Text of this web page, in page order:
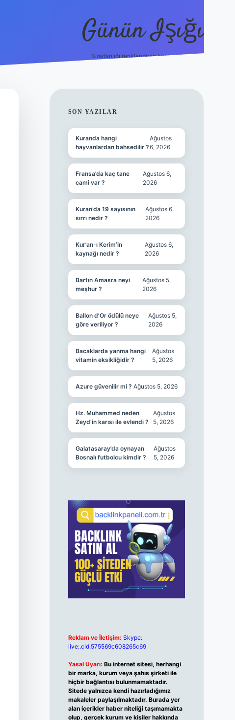
Günün Işığı
Sıradanlığı renklendiren küçük bilgiler.
SIDEBAR
SON YAZILAR
Kuranda hangi
hayvanlardan bahsedilir ?
Ağustos
6, 2026
Fransa’da kaç tane
cami var ?
Ağustos 6,
2026
Kuran’da 19 sayısının
sırrı nedir ?
Ağustos 6,
2026
Kur’an-ı Kerim’in
kaynağı nedir ?
Ağustos 6,
2026
Bartın Amasra neyi
meşhur ?
Ağustos 5,
2026
Ballon d’Or ödülü neye
göre veriliyor ?
Ağustos 5,
2026
Bacaklarda yanma hangi
vitamin eksikliğidir ?
Ağustos
5, 2026
Azure güvenilir mi ? Ağustos 5, 2026
Hz. Muhammed neden
Zeyd’in karısı ile evlendi ?
Ağustos
5, 2026
Galatasaray’da oynayan
Bosnalı futbolcu kimdir ?
Ağustos
5, 2026
Reklam ve İletişim: Skype:
live:.cid.575569c608265c69
Yasal Uyarı: Bu internet sitesi, herhangi
bir marka, kurum veya şahıs şirketi ile
hiçbir bağlantısı bulunmamaktadır.
Sitede yalnızca kendi hazırladığımız
makaleler paylaşılmaktadır. Burada yer
alan içerikler haber niteliği taşımamakta
olup, gerçek kurum ve kişiler hakkında
grand opera bet giriş